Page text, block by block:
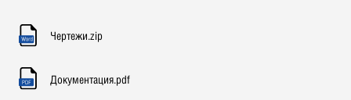
Чертежи.zip
Документация.pdf